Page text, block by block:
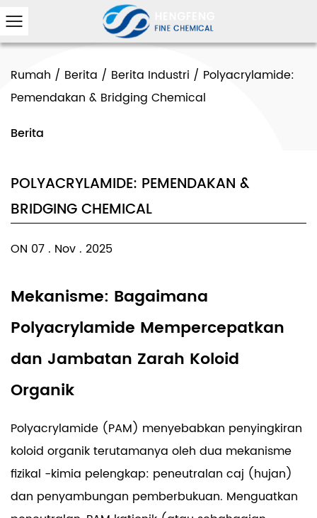
Rumah / Berita / Berita Industri / Polyacrylamide:
Pemendakan & Bridging Chemical
Berita
POLYACRYLAMIDE: PEMENDAKAN &
BRIDGING CHEMICAL
ON 07 . Nov . 2025
Mekanisme: Bagaimana
Polyacrylamide Mempercepatkan
dan Jambatan Zarah Koloid
Organik
Polyacrylamide (PAM) menyebabkan penyingkiran
koloid organik terutamanya oleh dua mekanisme
fizikal -kimia pelengkap: peneutralan caj (hujan)
dan penyambungan pemberbukuan. Menguatkan